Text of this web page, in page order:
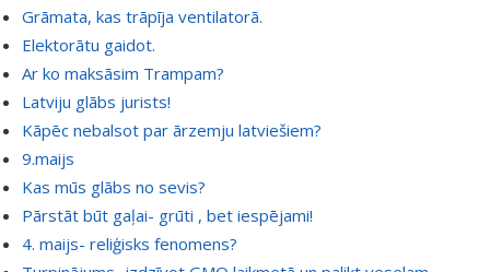
Grāmata, kas trāpīja ventilatorā.
Elektorātu gaidot.
Ar ko maksāsim Trampam?
Latviju glābs jurists!
Kāpēc nebalsot par ārzemju latviešiem?
9.maijs
Kas mūs glābs no sevis?
Pārstāt būt gaļai- grūti , bet iespējami!
4. maijs- reliģisks fenomens?